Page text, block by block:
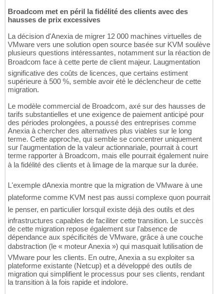
Broadcom met en péril la fidélité des clients avec des
hausses de prix excessives
La décision d'Anexia de migrer 12 000 machines virtuelles de
VMware vers une solution open source basée sur KVM soulève
plusieurs questions intéressantes, notamment sur la réaction de
Broadcom face à cette perte de client majeur. Laugmentation
significative des coûts de licences, que certains estiment
supérieure à 500 %, semble avoir été le déclencheur de cette
migration.
Le modèle commercial de Broadcom, axé sur des hausses de
tarifs substantielles et une exigence de paiement anticipé pour
des périodes prolongées, a poussé des entreprises comme
Anexia à chercher des alternatives plus viables sur le long
terme. Cette approche, qui semble se concentrer uniquement
sur l'augmentation de la valeur actionnariale, pourrait à court
terme rapporter à Broadcom, mais elle pourrait également nuire
à la fidélité des clients et à limage de la marque sur la durée.
L'exemple dAnexia montre que la migration de VMware à une
plateforme comme KVM nest pas aussi complexe quon pourrait
le penser, en particulier lorsquil existe déjà des outils et des
infrastructures capables de faciliter cette transition. Le succès
de cette migration repose également sur l'absence de
dépendance aux spécificités de VMware, grâce à une couche
dabstraction (le « moteur Anexia ») qui masquait lutilisation de
VMware pour les clients. En outre, Anexia a su exploiter sa
plateforme existante (Netcup) et a développé des outils de
migration qui simplifient le processus pour ses clients, rendant
la transition à la fois rapide et indolore.